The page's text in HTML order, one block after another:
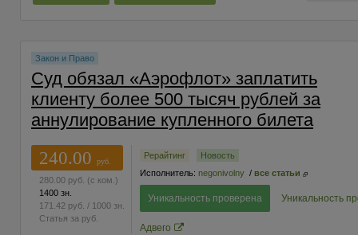
Закон и Право
Суд обязал «Аэрофлот» заплатить
клиенту более 500 тысяч рублей за
аннулирование купленного билета
240.00
руб.
280.00 руб. (с ком.)
1400 зн.
171.42 руб. / 1000 зн.
Статья за руб.
Рерайтинг
Новость
Исполнитель: negonivolny / все статьи
Уникальность проверена Уникальность
Адвего